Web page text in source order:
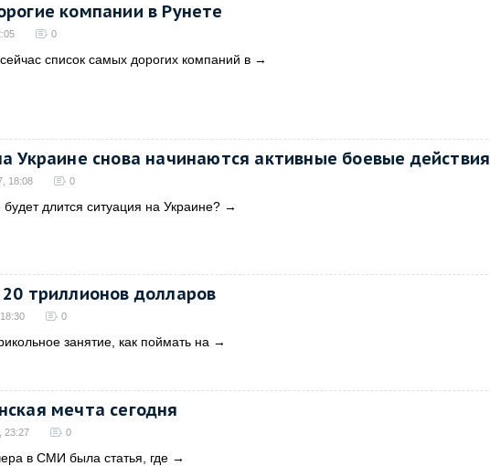
компании в Рунете
0
список самых дорогих компаний в →
Украине снова начинаются активные боевые действия
18:08 0
длится ситуация на Украине? →
триллионов долларов
0
занятие, как поймать на →
мечта сегодня
23:27 0
в СМИ была статья, где →